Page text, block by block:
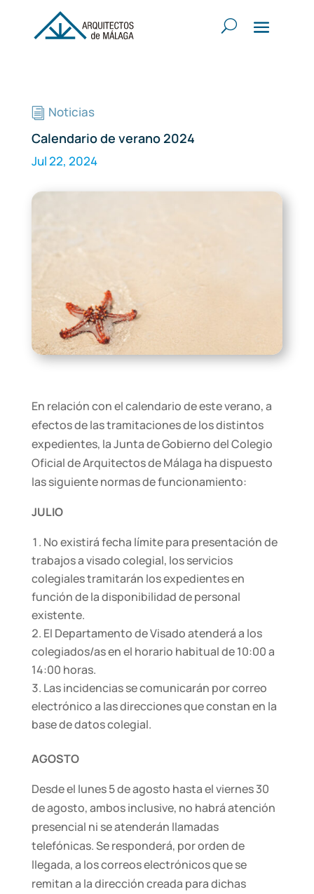
i Noticias
Calendario de verano 2024
Jul 22, 2024
En relación con el calendario de este verano, a
efectos de las tramitaciones de los distintos
expedientes, la Junta de Gobierno del Colegio
Oficial de Arquitectos de Málaga ha dispuesto
las siguiente normas de funcionamiento:
JULIO
No existirá fecha límite para presentación de
trabajos a visado colegial, los servicios
colegiales tramitarán los expedientes en
función de la disponibilidad de personal
existente.
El Departamento de Visado atenderá a los
colegiados/as en el horario habitual de 10:00 a
14:00 horas.
Las incidencias se comunicarán por correo
electrónico a las direcciones que constan en la
base de datos colegial.
AGOSTO
Desde el lunes 5 de agosto hasta el viernes 30
de agosto, ambos inclusive, no habrá atención
presencial ni se atenderán llamadas
telefónicas. Se responderá, por orden de
llegada, a los correos electrónicos que se
remitan a la dirección creada para dichas